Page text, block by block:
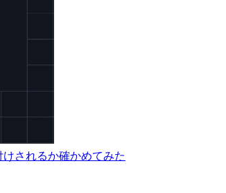
されるか確かめてみた